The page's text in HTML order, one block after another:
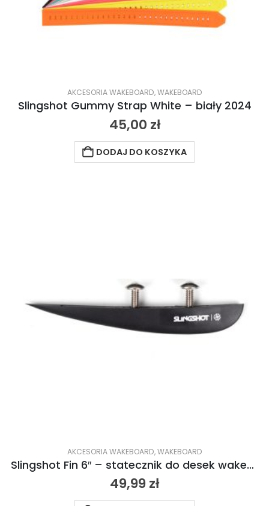
AKCESORIA WAKEBOARD,WAKEBOARD
Slingshot Gummy Strap White – biały 2024
45,00 zł
DODAJ DO KOSZYKA
AKCESORIA WAKEBOARD,WAKEBOARD
Slingshot Fin 6″ – statecznik do desek wakeboardowych Slingshota 2021
49,99 zł